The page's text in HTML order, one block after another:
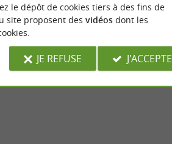
Villecomtal
le dépôt de cookies tiers à des fins de
site proposent des vidéosdont les
JE REFUSE J'ACCEPTE